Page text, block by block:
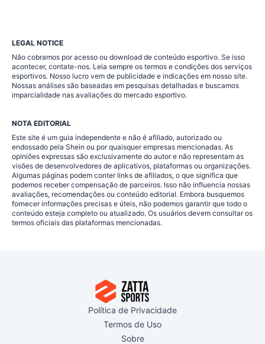
LEGAL NOTICE
Não cobramos por acesso ou download de conteúdo esportivo. Se isso
acontecer, contate-nos. Leia sempre os termos e condições dos serviços
esportivos. Nosso lucro vem de publicidade e indicações em nosso site.
Nossas análises são baseadas em pesquisas detalhadas e buscamos
imparcialidade nas avaliações do mercado esportivo.
NOTA EDITORIAL
Este site é um guia independente e não é afiliado, autorizado ou
endossado pela Shein ou por quaisquer empresas mencionadas. As
opiniões expressas são exclusivamente do autor e não representam as
visões de desenvolvedores de aplicativos, plataformas ou organizações.
Algumas páginas podem conter links de afiliados, o que significa que
podemos receber compensação de parceiros. Isso não influencia nossas
avaliações, recomendações ou conteúdo editorial. Embora busquemos
fornecer informações precisas e úteis, não podemos garantir que todo o
conteúdo esteja completo ou atualizado. Os usuários devem consultar os
termos oficiais das plataformas mencionadas.
Política de Privacidade
Termos de Uso
Sobre